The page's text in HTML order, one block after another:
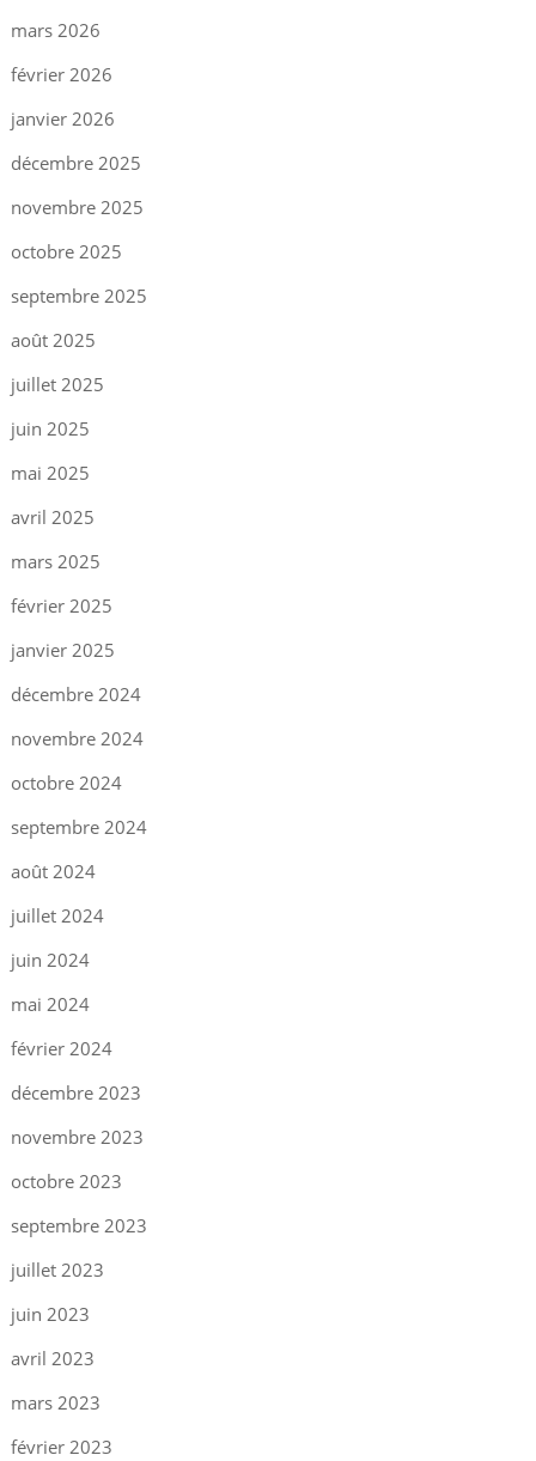
mars 2026
février 2026
janvier 2026
décembre 2025
novembre 2025
octobre 2025
septembre 2025
août 2025
juillet 2025
juin 2025
mai 2025
avril 2025
mars 2025
février 2025
janvier 2025
décembre 2024
novembre 2024
octobre 2024
septembre 2024
août 2024
juillet 2024
juin 2024
mai 2024
février 2024
décembre 2023
novembre 2023
octobre 2023
septembre 2023
juillet 2023
juin 2023
avril 2023
mars 2023
février 2023